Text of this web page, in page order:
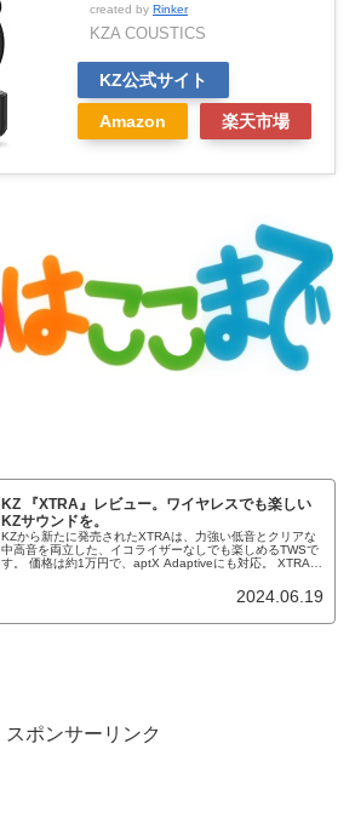
created by Rinker
KZA COUSTICS
KZ公式サイト
Amazon 楽天市場
KZ 『XTRA』レビュー。ワイヤレスでも楽しい
KZサウンドを。
KZから新たに発売されたXTRAは、力強い低音とクリアな
中高音を両立した、イコライザーなしでも楽しめるTWSで
す。 価格は約1万円で、aptX Adaptiveにも対応。 XTRAの
2024.06.19
スポンサーリンク